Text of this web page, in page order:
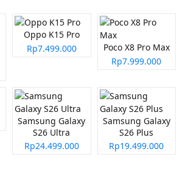
Oppo K15 Pro
Rp7.499.000
Poco X8 Pro Max
Rp7.999.000
Samsung Galaxy
S26 Ultra
Rp24.499.000
Samsung Galaxy
S26 Plus
Rp19.499.000